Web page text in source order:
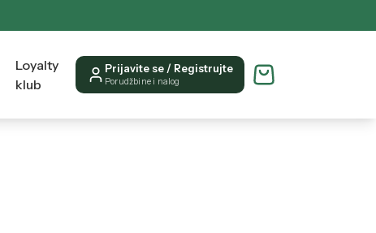
Loyalty
klub
Prijavite se / Registrujte